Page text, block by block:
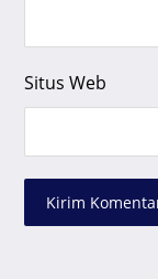
Situs Web